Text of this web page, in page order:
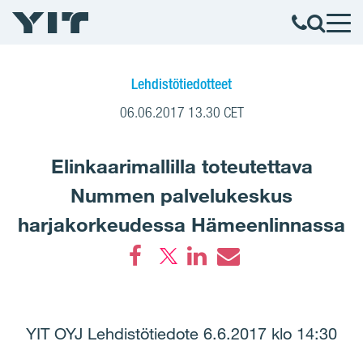
Lehdistötiedotteet
06.06.2017 13.30 CET
Elinkaarimallilla toteutettava
Nummen palvelukeskus
harjakorkeudessa Hämeenlinnassa
YIT OYJ Lehdistötiedote 6.6.2017 klo 14:30